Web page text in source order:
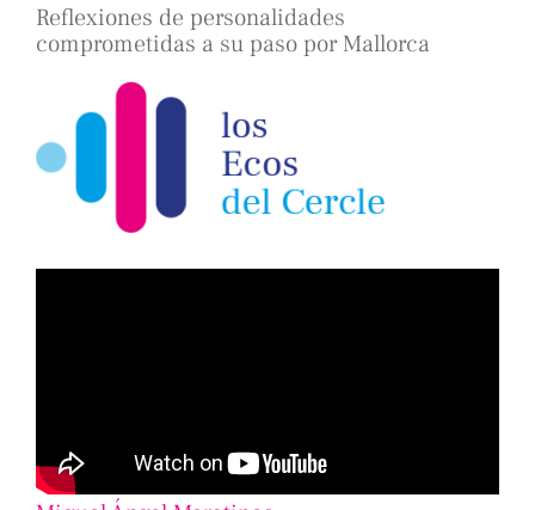
Reflexiones de personalidades
comprometidas a su paso por Mallorca